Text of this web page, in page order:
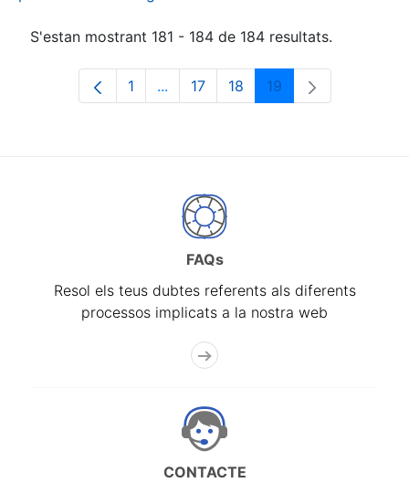
S'estan mostrant 181 - 184 de 184 resultats.
Pàgina
1 ...Pàgines intermèdies Utilitzeu TAB
Pàgina
17 Pàgina
18 Pàgina
19
FAQs
Resol els teus dubtes referents als diferents
processos implicats a la nostra web
CONTACTE